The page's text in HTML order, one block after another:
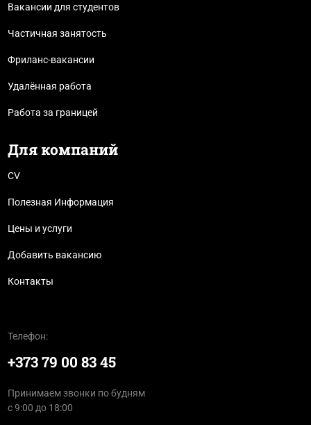
Вакансии для студентов
Частичная занятость
Фриланс-вакансии
Удалённая работа
Работа за границей
Для компаний
CV
Полезная Информация
Цены и услуги
Добавить вакансию
Контакты
Телефон:
+373 79 00 83 45
Принимаем звонки по будням
с 9:00 до 18:00